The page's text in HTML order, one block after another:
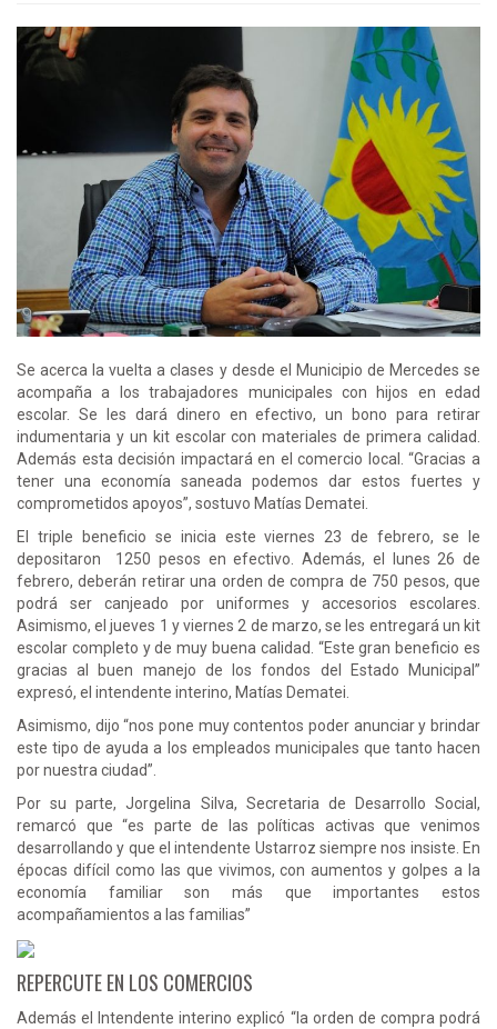
Se acerca la vuelta a clases y desde el Municipio de Mercedes se
acompaña a los trabajadores municipales con hijos en edad
escolar. Se les dará dinero en efectivo, un bono para retirar
indumentaria y un kit escolar con materiales de primera calidad.
Además esta decisión impactará en el comercio local. “Gracias a
tener una economía saneada podemos dar estos fuertes y
comprometidos apoyos”, sostuvo Matías Dematei.
El triple beneficio se inicia este viernes 23 de febrero, se le
depositaron 1250 pesos en efectivo. Además, el lunes 26 de
febrero, deberán retirar una orden de compra de 750 pesos, que
podrá ser canjeado por uniformes y accesorios escolares.
Asimismo, el jueves 1 y viernes 2 de marzo, se les entregará un kit
escolar completo y de muy buena calidad. “Este gran beneficio es
gracias al buen manejo de los fondos del Estado Municipal”
expresó, el intendente interino, Matías Dematei.
Asimismo, dijo “nos pone muy contentos poder anunciar y brindar
este tipo de ayuda a los empleados municipales que tanto hacen
por nuestra ciudad”.
Por su parte, Jorgelina Silva, Secretaria de Desarrollo Social,
remarcó que “es parte de las políticas activas que venimos
desarrollando y que el intendente Ustarroz siempre nos insiste. En
épocas difícil como las que vivimos, con aumentos y golpes a la
economía familiar son más que importantes estos
acompañamientos a las familias”
REPERCUTE EN LOS COMERCIOS
Además el Intendente interino explicó “la orden de compra podrá